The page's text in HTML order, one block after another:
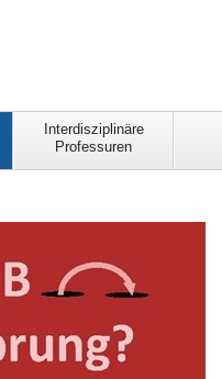
Interdisziplinäre
Professuren